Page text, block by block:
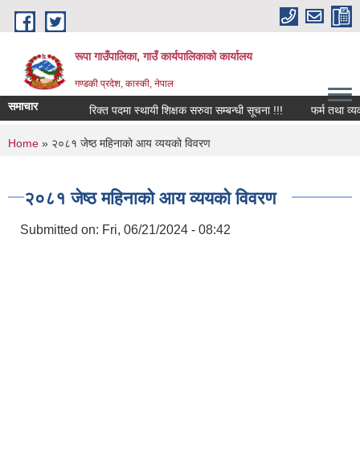
Skip to main content
रूपा गाउँपालिका, गाउँ कार्यपालिकाको कार्यालय
गण्डकी प्रदेश, कास्की, नेपाल
समाचार रिक्त पदमा स्थायी शिक्षक सरुवा सम्बन्धी सूचना !!! फर्म तथा
You are here
Home » २०८१ जेष्ठ महिनाको आय व्ययको विवरण
२०८१ जेष्ठ महिनाको आय व्ययको विवरण
Submitted on: Fri, 06/21/2024 - 08:42